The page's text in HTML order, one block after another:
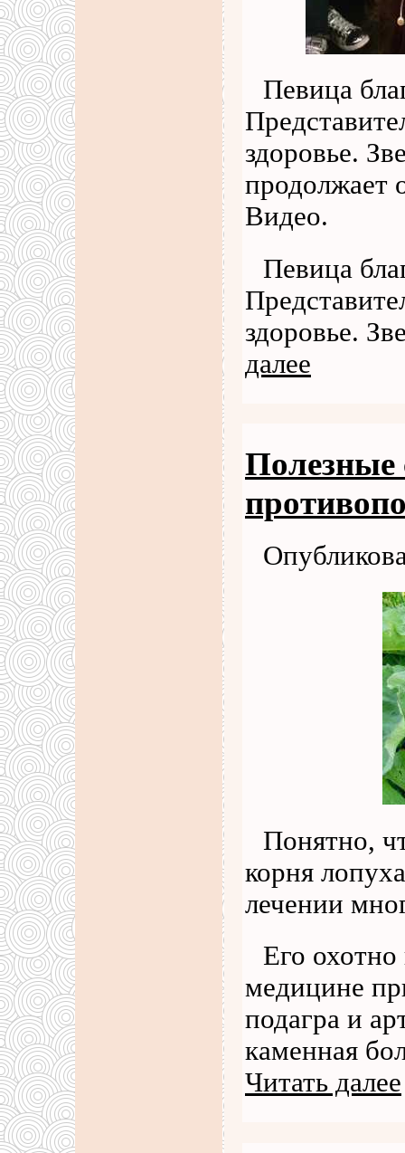
Певица
здоровье.
продолжает
Видео.
Певица
здоровье.
далее
Полезные
Понятно,
корня
лечении
Его
медицине
подагра и
каменная
Читать далее